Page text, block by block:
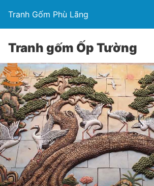
Tranh Gốm Phù Lãng
Tranh gốm Ốp Tường